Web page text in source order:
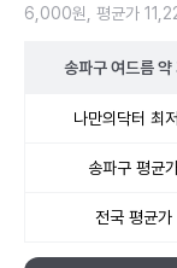
6,000원, 평균가
송파구 여드름 약
나만의닥터 최
송파구 평균
전국 평균가